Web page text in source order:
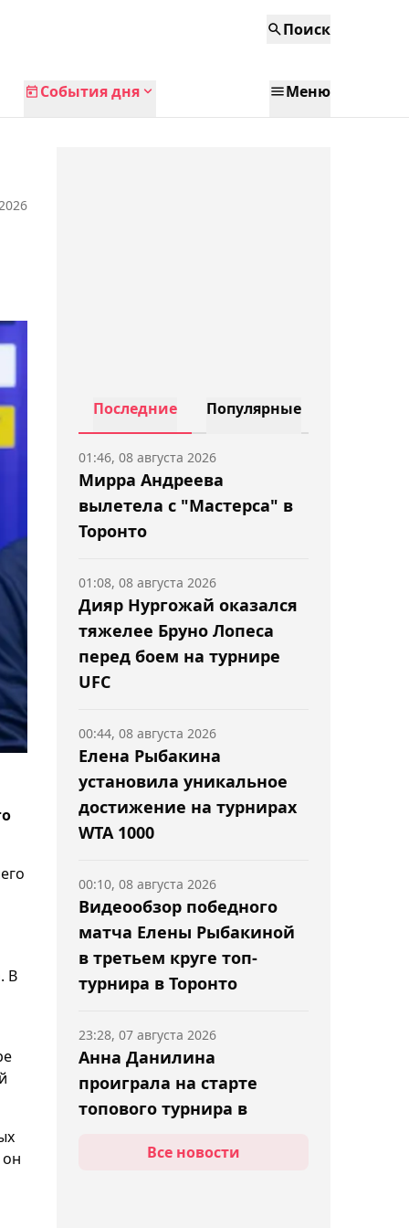
Поиск
События дня Меню
В
Последние Популярные
Мирра Андреева
вылетела с "Мастерса" в
Торонто
01:46, 08 августа 2026
Дияр Нургожай оказался
тяжелее Бруно Лопеса
перед боем на турнире
UFC
01:08, 08 августа 2026
Елена Рыбакина
установила уникальное
достижение на турнирах
WTA 1000
00:44, 08 августа 2026
Видеообзор победного
матча Елены Рыбакиной
в третьем круге топ-
турнира в Торонто
00:10, 08 августа 2026
Анна Данилина
проиграла на старте
топового турнира в
23:28, 07 августа 2026
Все новости